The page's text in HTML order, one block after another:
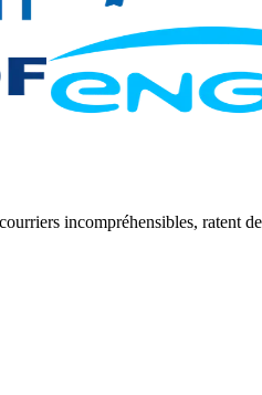
incompréhensibles, ratent